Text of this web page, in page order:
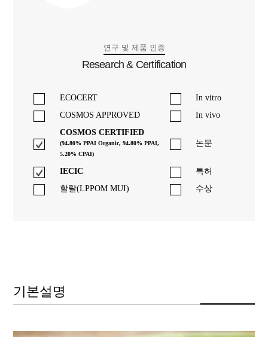
연구 및 제품 인증
Research & Certification
ECOCERT
In vitro
COSMOS APPROVED
In vivo
COSMOS CERTIFIED
(94.80% PPAI Organic, 94.80% PPAI,
5.20% CPAI)
논문
IECIC
특허
할랄(LPPOM MUI)
수상
기본설명